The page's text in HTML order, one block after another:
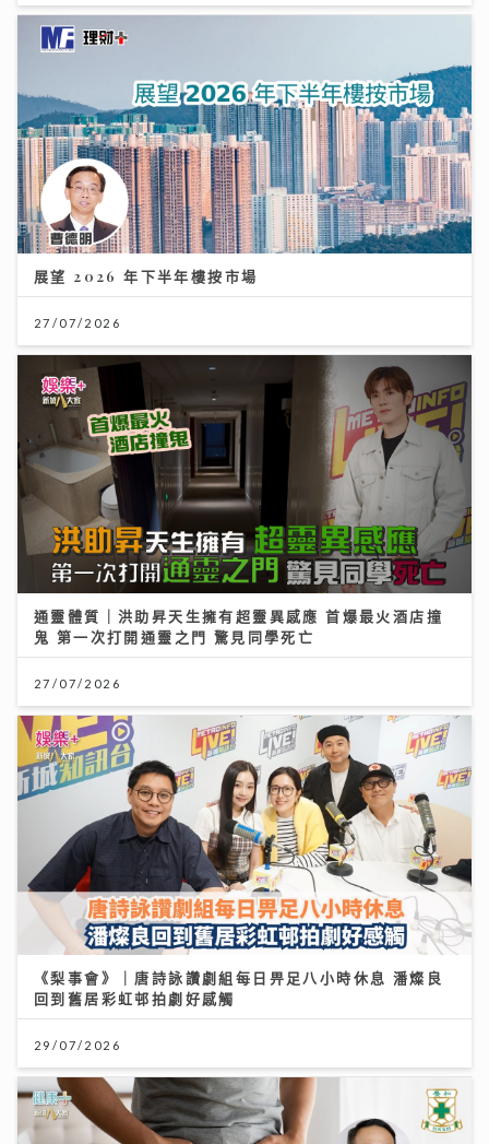
展望 2026 年下半年樓按市場
27/07/2026
通靈體質｜洪助昇天生擁有超靈異感應 首爆最火酒店撞
鬼 第一次打開通靈之門 驚見同學死亡
27/07/2026
《梨事會》｜唐詩詠讚劇組每日畀足八小時休息 潘燦良
回到舊居彩虹邨拍劇好感觸
29/07/2026